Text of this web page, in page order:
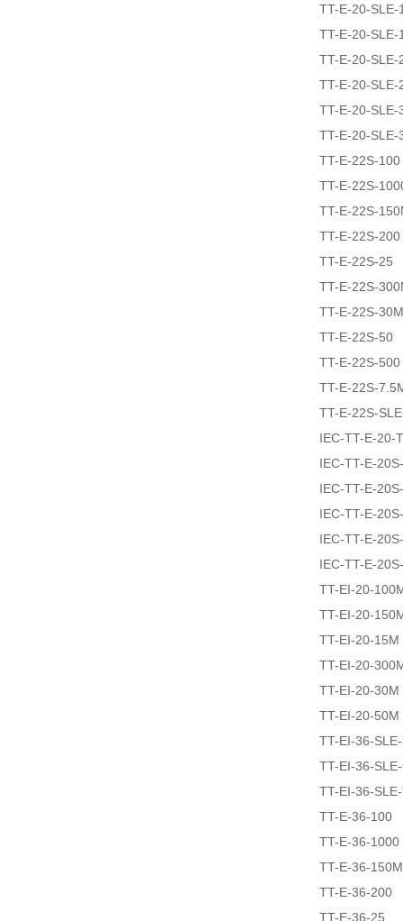
TT-E-20-SLE-
TT-E-20-SLE-
TT-E-20-SLE-
TT-E-20-SLE-
TT-E-20-SLE-
TT-E-20-SLE-
TT-E-22S-100
TT-E-22S-
TT-E-22S-
TT-E-22S-200
TT-E-22S-25
TT-E-22S-
TT-E-22S-30M
TT-E-22S-50
TT-E-22S-500
TT-E-22S-
TT-E-22S-
IEC-TT-E-20-
IEC-TT-E-
IEC-TT-E-
IEC-TT-E-
IEC-TT-E-
IEC-TT-E-
TT-EI-20-
TT-EI-20-
TT-EI-20-15M
TT-EI-20-
TT-EI-20-30M
TT-EI-20-50M
TT-EI-36-
TT-EI-36-
TT-EI-36-
TT-E-36-100
TT-E-36-1000
TT-E-36-150M
TT-E-36-200
TT-E-36-25